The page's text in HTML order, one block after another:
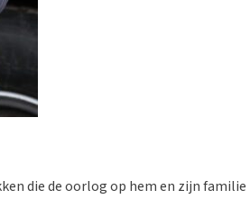
die de oorlog op hem en zijn familie